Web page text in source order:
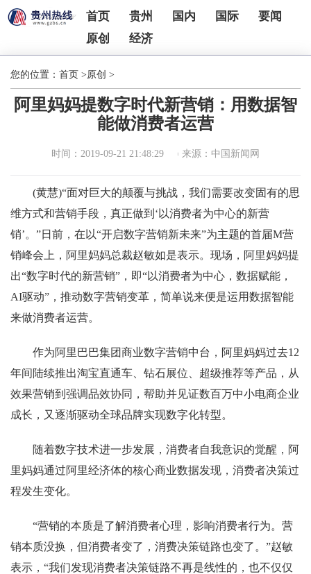
首页 贵州 国内 国际
要闻
原创
经济
您的位置： 首页 >原创 >
阿里妈妈提数字时代新营销：用数据智
能做消费者运营
时间：2019-09-21 21:48:29 来源：中国新闻网
(黄慧)“面对巨大的颠覆与挑战，我们需要改变固有的思
维方式和营销手段，真正做到‘以消费者为中心的新营
销’。”日前，在以“开启数字营销新未来”为主题的首届M营
销峰会上，阿里妈妈总裁赵敏如是表示。现场，阿里妈妈提
出“数字时代的新营销”，即“以消费者为中心，数据赋能，
AI驱动”，推动数字营销变革，简单说来便是运用数据智能
来做消费者运营。
作为阿里巴巴集团商业数字营销中台，阿里妈妈过去12
年间陆续推出淘宝直通车、钻石展位、超级推荐等产品，从
效果营销到强调品效协同，帮助并见证数百万中小电商企业
成长，又逐渐驱动全球品牌实现数字化转型。
随着数字技术进一步发展，消费者自我意识的觉醒，阿
里妈妈通过阿里经济体的核心商业数据发现，消费者决策过
程发生变化。
“营销的本质是了解消费者心理，影响消费者行为。营
销本质没换，但消费者变了，消费决策链路也变了。”赵敏
表示，“我们发现消费者决策链路不再是线性的，也不仅仅